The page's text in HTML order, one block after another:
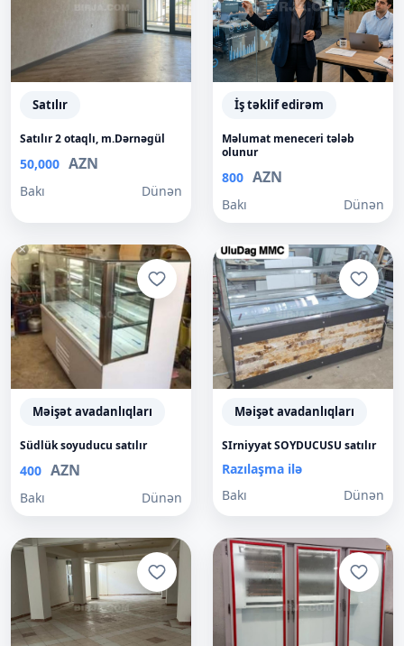
Satılır
Satılır 2 otaqlı, m.Dərnəgül
50,000 AZN
Bakı Dünən
İş təklif edirəm
Məlumat meneceri tələb
olunur
800 AZN
Bakı Dünən
Məişət avadanlıqları
Südlük soyuducu satılır
400 AZN
Bakı Dünən
Məişət avadanlıqları
SIrniyyat SOYDUCUSU satılır
Razılaşma ilə
Bakı
Dünən